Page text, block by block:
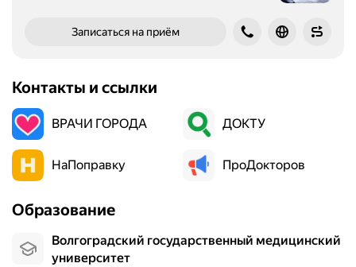
Записаться на приём
Контакты и ссылки
ВРАЧИ ГОРОДА ДОКТУ
НаПоправку ПроДокторов
Образование
Волгоградский государственный медицинский
университет